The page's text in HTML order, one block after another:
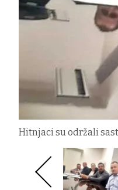
Hitnjaci su održali